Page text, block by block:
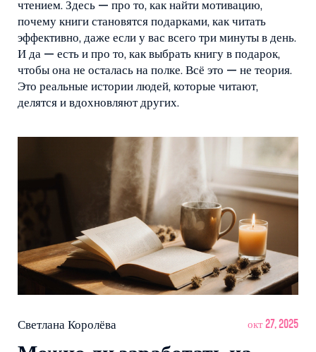
чтением. Здесь — про то, как найти мотивацию,
почему книги становятся подарками, как читать
эффективно, даже если у вас всего три минуты в день.
И да — есть и про то, как выбрать книгу в подарок,
чтобы она не осталась на полке. Всё это — не теория.
Это реальные истории людей, которые читают,
делятся и вдохновляют других.
Светлана Королёва окт 27, 2025